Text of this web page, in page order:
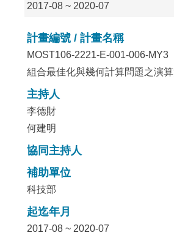
2017-08 ~ 2020-07
計畫編號 / 計畫名稱
MOST106-2221-E-001-006-MY3
組合最佳化與幾何計算問題之演
主持人
李德財
何建明
協同主持人
補助單位
科技部
起迄年月
2017-08 ~ 2020-07